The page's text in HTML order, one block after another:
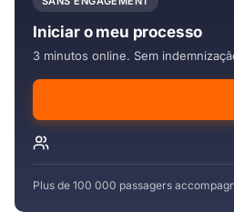
Iniciar o meu processo
3 minutos online. Sem
Plus de 100 000 passagers